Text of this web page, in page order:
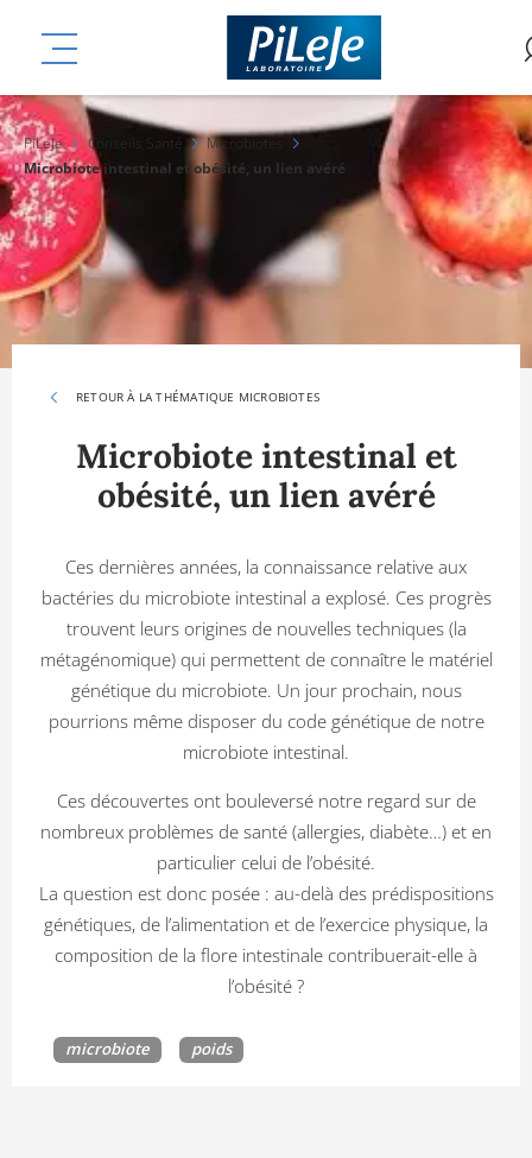
principal
MENU
PiLeJe Conseils Santé
Microbiotes
Microbiote intestinal et obésité, un lien avéré
RETOUR À LA THÉMATIQUE MICROBIOTES
Microbiote intestinal et
obésité, un lien avéré
Ces dernières années, la connaissance relative aux
bactéries du microbiote intestinal a explosé. Ces progrès
trouvent leurs origines de nouvelles techniques (la
métagénomique) qui permettent de connaître le matériel
génétique du microbiote. Un jour prochain, nous
pourrions même disposer du code génétique de notre
microbiote intestinal.
Ces découvertes ont bouleversé notre regard sur de
nombreux problèmes de santé (allergies, diabète…) et en
particulier celui de l’obésité.
La question est donc posée : au-delà des prédispositions
génétiques, de l’alimentation et de l’exercice physique, la
composition de la flore intestinale contribuerait-elle à
l’obésité ?
microbiote poids